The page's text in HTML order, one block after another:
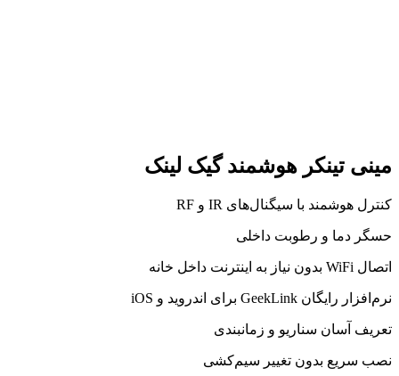
مینی تینکر هوشمند گیک لینک
کنترل هوشمند با سیگنال‌های IR و RF
حسگر دما و رطوبت داخلی
اتصال WiFi بدون نیاز به اینترنت داخل خانه
نرم‌افزار رایگان GeekLink برای اندروید و iOS
تعریف آسان سناریو و زمانبندی
نصب سریع بدون تغییر سیم‌کشی